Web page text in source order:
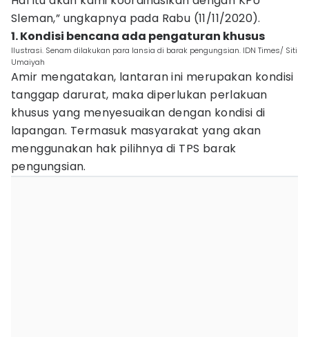
Sleman,” ungkapnya pada Rabu (11/11/2020).
1. Kondisi bencana ada pengaturan khusus
Ilustrasi. Senam dilakukan para lansia di barak pengungsian. IDN Times/ Siti
Umaiyah
Amir mengatakan, lantaran ini merupakan kondisi
tanggap darurat, maka diperlukan perlakuan
khusus yang menyesuaikan dengan kondisi di
lapangan. Termasuk masyarakat yang akan
menggunakan hak pilihnya di TPS barak
pengungsian.